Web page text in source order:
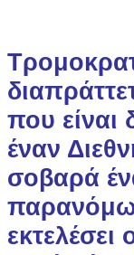
που
έναν
σοβαρά